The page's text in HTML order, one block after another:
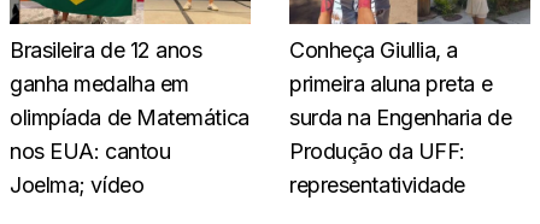
Brasileira de 12 anos
ganha medalha em
olimpíada de Matemática
nos EUA: cantou
Joelma; vídeo
Conheça Giullia, a
primeira aluna preta e
surda na Engenharia de
Produção da UFF:
representatividade